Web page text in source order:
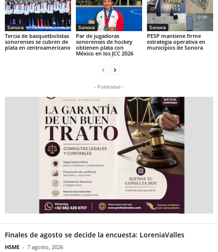
Sonora
Tercia de basquetbolistas
sonorenses se cubren de
plata en centroamericano
Sonora
Par de jugadoras
sonorenses de hockey
obtienen plata con
México en los JCC 2026
Sonora
PESP mantiene firme
estrategia operativa en
municipios de Sonora
- Publicidad -
Finales de agosto se decide la encuesta: LoreniaValles
HSME - 7 agosto, 2026